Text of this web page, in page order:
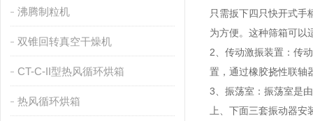
沸腾制粒机
双锥回转真空干燥机
CT-C-II型热风循环烘箱
热风循环烘箱
只需扳下四只快开式手
为方便。这种筛箱可以
2、传动激振装置：传
置，通过橡胶挠性联轴
3、振荡室：振荡室是
上、下面三套振动器